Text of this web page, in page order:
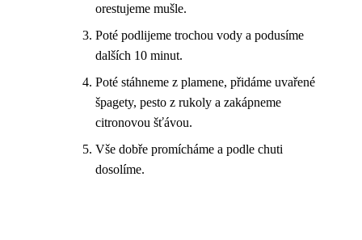
orestujeme mušle.
Poté podlijeme trochou vody a podusíme
dalších 10 minut.
Poté stáhneme z plamene, přidáme uvařené
špagety, pesto z rukoly a zakápneme
citronovou šťávou.
Vše dobře promícháme a podle chuti
dosolíme.